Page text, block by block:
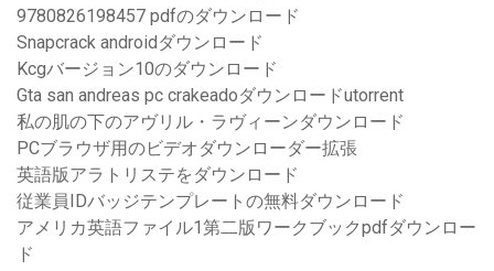
9780826198457 pdfのダウンロード
Snapcrack androidダウンロード
Kcgバージョン10のダウンロード
Gta san andreas pc crakeadoダウンロードutorrent
私の肌の下のアヴリル・ラヴィーンダウンロード
PCブラウザ用のビデオダウンローダー拡張
英語版アラトリステをダウンロード
従業員IDバッジテンプレートの無料ダウンロード
アメリカ英語ファイル1第二版ワークブックpdfダウンロー
ド